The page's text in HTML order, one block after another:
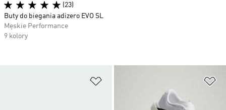
(23)
Buty do biegania adizero EVO SL
Męskie Performance
9 kolory